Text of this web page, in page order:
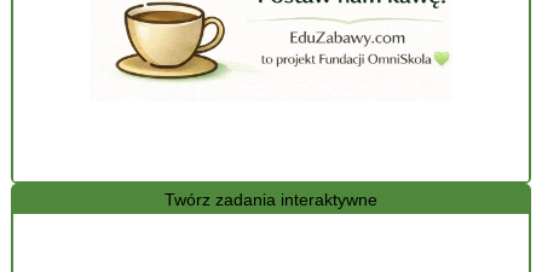
Twórz zadania interaktywne